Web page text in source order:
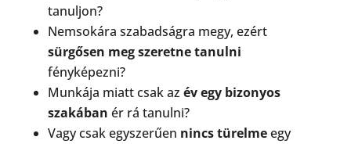
tanuljon?
Nemsokára szabadságra megy, ezért
sürgősen meg szeretne tanulni
fényképezni?
Munkája miatt csak az év egy bizonyos
szakában ér rá tanulni?
Vagy csak egyszerűen nincs türelmeegy